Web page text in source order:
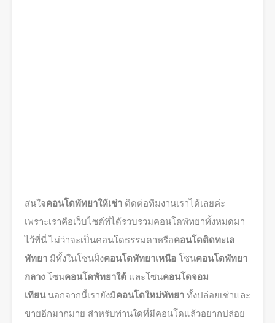
สนใจคอนโดพัทยาให้เช่า ติดต่อทีมงานเราได้เลยค่ะ
เพราะเราคือเว็บไซต์ที่ได้รวบรวมคอนโดพัทยาทั้งหมดมา
ไว้ที่นี่ ไม่ว่าจะเป็นคอนโดธรรมดาหรือคอนโดติดทะเล
พัทยา มีทั้งในโซนฝั่งคอนโดพัทยาเหนือ โซนคอนโดพัทยา
กลาง โซนคอนโดพัทยาใต้ และโซนคอนโดจอม
เทียน นอกจากนี้เรายังมีคอนโดใหม่พัทยา ทั้งปล่อยเช่าและ
ขายอีกมากมาย สำหรับท่านใดที่มีคอนโดแล้วอยากปล่อย